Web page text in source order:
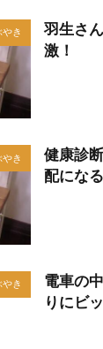
やき
羽生さ
激！
やき
健康診
配にな
やき
電車の
りにビ